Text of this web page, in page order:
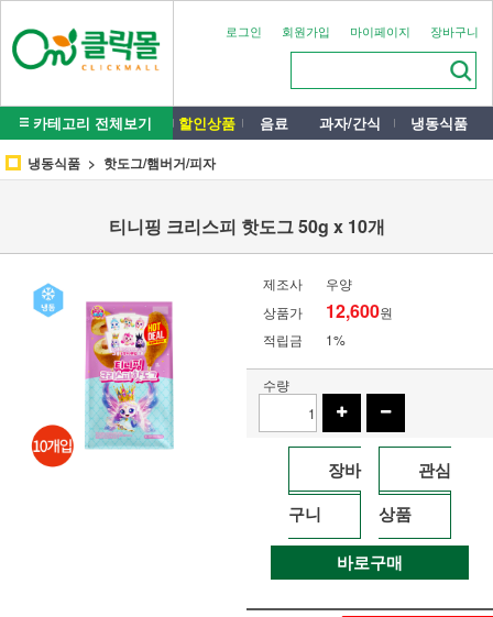
로그인 회원가입 마이페이지 장바구니
카테고리 전체보기 할인상품 음료 과자/간식 냉동식품
냉동식품 핫도그/햄버거/피자
티니핑 크리스피 핫도그 50g x 10개
제조사
우양
상품가
12,600원
적립금
1%
수량
장바
구니
관심
상품
바로구매